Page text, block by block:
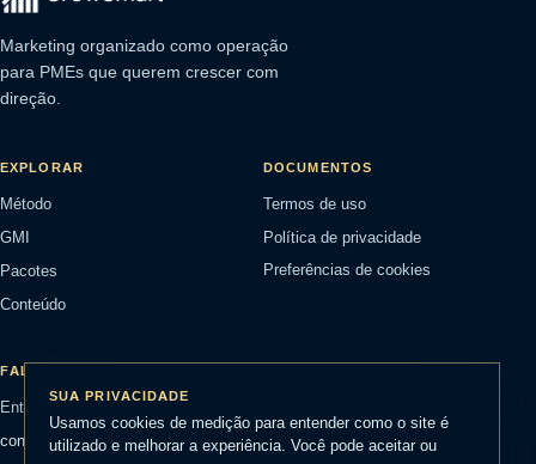
Marketing organizado como operação
para PMEs que querem crescer com
direção.
EXPLORAR
Método
GMI
Pacotes
Conteúdo
DOCUMENTOS
Termos de uso
Política de privacidade
Preferências de cookies
FALE COM A GROWSMART
Entrar em contato
contato@growsmart.com.br
SUA PRIVACIDADE
Usamos cookies de medição para entender como o site é
utilizado e melhorar a experiência. Você pode aceitar ou